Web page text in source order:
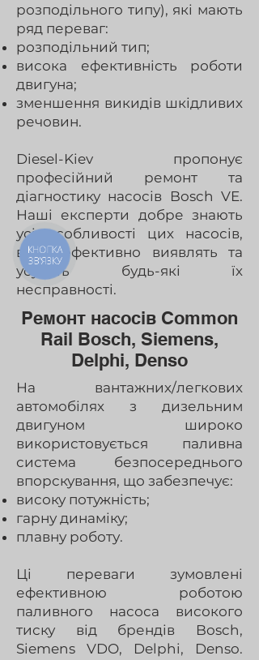
розподільного типу), які мають
ряд переваг:
розподільний тип;
висока ефективність роботи
двигуна;
зменшення викидів шкідливих
речовин.
Diesel-Kiev пропонує
професійний ремонт та
діагностику насосів Bosch VE.
Наші експерти добре знають
усі особливості цих насосів,
вони ефективно виявлять та
усунуть будь-які їх
несправності.
Ремонт насосів Common
Rail Bosch, Siemens,
Delphi, Denso
На вантажних/легкових
автомобілях з дизельним
двигуном широко
використовується паливна
система безпосереднього
впорскування, що забезпечує:
високу потужність;
гарну динаміку;
плавну роботу.
Ці переваги зумовлені
ефективною роботою
паливного насоса високого
тиску від брендів Bosch,
Siemens VDO, Delphi, Denso.
КНОПКА
ЗВ'ЯЗКУ